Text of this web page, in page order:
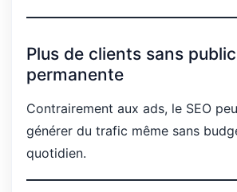
Plus de clients sans
permanente
Contrairement aux ads, le SEO
générer du trafic même sans
quotidien.